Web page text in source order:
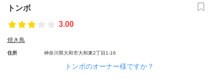
トンボ
3.00
焼き鳥
住所 神奈川県大和市大和東2丁目1-16
トンボのオーナー様ですか？